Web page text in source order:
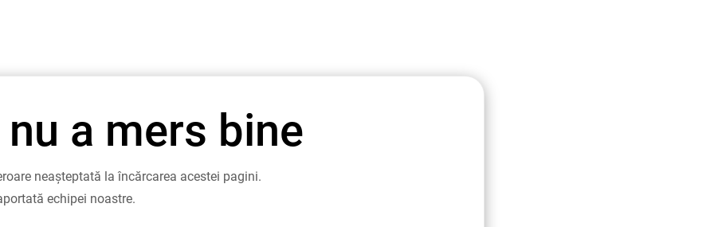
nu a mers bine
neașteptată la încărcarea acestei pagini.
echipei noastre.